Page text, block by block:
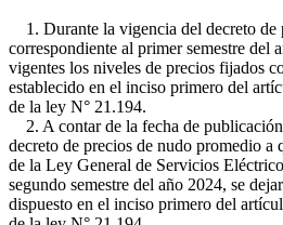
1. Durante la vigencia del decreto de
correspondiente al primer semestre del
vigentes los niveles de precios fijados
establecido en el inciso primero del
de la ley N° 21.194.
2. A contar de la fecha de
decreto de precios de nudo promedio a
de la Ley General de Servicios
segundo semestre del año 2024, se
dispuesto en el inciso primero del